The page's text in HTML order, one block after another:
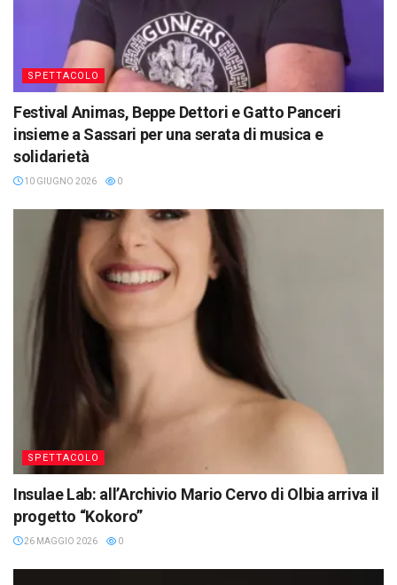
SPETTACOLO
Festival Animas, Beppe Dettori e Gatto Panceri
insieme a Sassari per una serata di musica e
solidarietà
10 GIUGNO 2026 0
SPETTACOLO
Insulae Lab: all’Archivio Mario Cervo di Olbia arriva il
progetto “Kokoro”
26 MAGGIO 2026 0